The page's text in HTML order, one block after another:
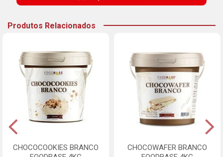
Produtos Relacionados
CHOCOCOOKIES BRANCO
CHOCOWAFER BRANCO